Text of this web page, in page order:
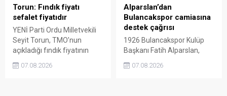
ve net bir cevap vermeye
çağırdı.
Torun: Fındık fiyatı
sefalet fiyatıdır
YENİ Parti Ordu Milletvekili
Seyit Torun, TMO’nun
açıkladığı fındık fiyatının
karşılamadığını söyledi.
07.08.2026
Alparslan’dan
Bulancakspor camiasına
destek çağrısı
1926 Bulancakspor Kulüp
Başkanı Fatih Alparslan,
tesisleşmeden kurumsal
07.08.2026